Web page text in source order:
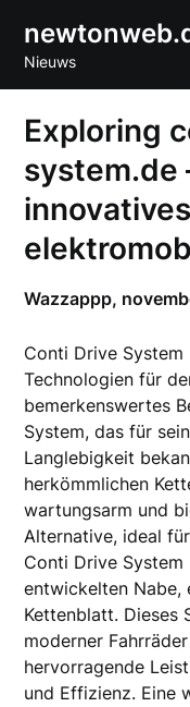
content
Nieuws
Exploring
system.de
Wazzappp,
Conti Drive
Technologien für
bemerkenswertes
System, das für
Langlebigkeit
herkömmlichen
wartungsarm und
Alternative, ideal
Conti Drive
entwickelten Nabe,
Kettenblatt. Dieses
moderner
hervorragende
und Effizienz. Eine